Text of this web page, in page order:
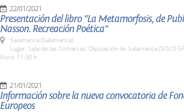
22/01/2021
Presentación del libro "La Metamorfosis, de
Nasson. Recreación Poética"
Salamanca (Salamanca)
Lugar: Sala de las Comarcas. Diputación de Salamanca (SOLO
Hora: 11:30 h.
21/01/2021
Información sobre la nueva convocatoria de
Europeos